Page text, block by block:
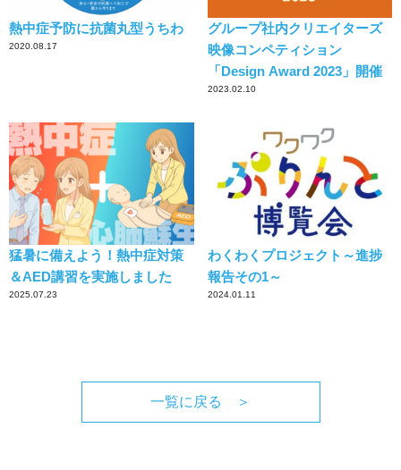
熱中症予防に抗菌丸型うちわ
2020.08.17
グループ社内クリエイターズ
映像コンペティション
「Design Award 2023」開催
2023.02.10
猛暑に備えよう！熱中症対策
＆AED講習を実施しました
2025.07.23
わくわくプロジェクト～進捗
報告その1～
2024.01.11
一覧に戻る ＞